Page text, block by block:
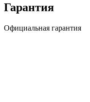
Гарантия
Официальная гарантия